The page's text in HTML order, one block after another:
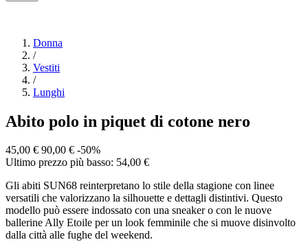
Donna
/
Vestiti
/
Lunghi
Abito polo in piquet di cotone nero
45,00 € 90,00 € -50%
Ultimo prezzo più basso: 54,00 €
Gli abiti SUN68 reinterpretano lo stile della stagione con linee
versatili che valorizzano la silhouette e dettagli distintivi. Questo
modello può essere indossato con una sneaker o con le nuove
ballerine Ally Etoile per un look femminile che si muove disinvolto
dalla città alle fughe del weekend.